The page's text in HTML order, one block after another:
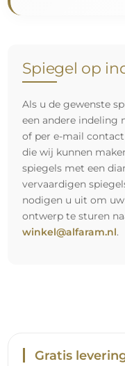
Gratis
U hoeft zich geen
zorgen ervoor dat de
aankomt, en dat
ons eigen
kunnen wij u
aankomt, zonder
spiegel met grote
een snelle levering.
Bekijk hoe wij onze